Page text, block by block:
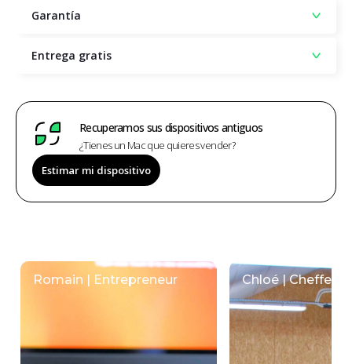
Garantía
Entrega gratis
Recuperamos sus dispositivos antiguos
¿Tienes un Mac que quieres vender?
Estimar mi dispositivo